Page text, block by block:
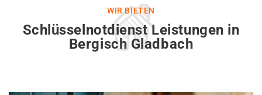
WIR BIETEN
Schlüsselnotdienst Leistungen in
Bergisch Gladbach